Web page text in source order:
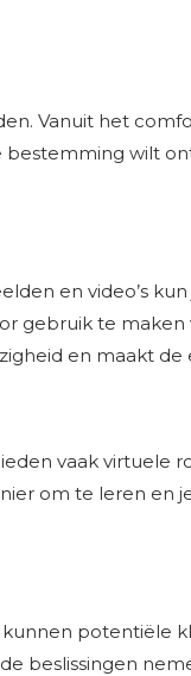
Vanuit het
wilt
en video’s
gebruik te maken
en maakt de
vaak virtuele
om te leren en
potentiële
beslissingen